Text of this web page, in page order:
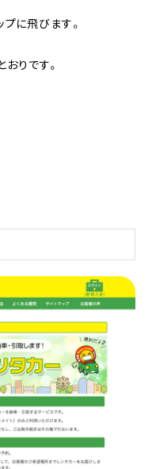
に飛びます。
りです。